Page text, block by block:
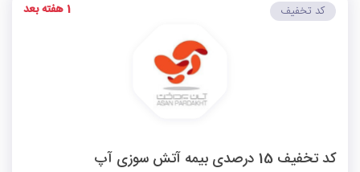
کد تخفیف 15 درصدی بیمه آتش سوزی آپ
کد تخفیف 1 هفته بعد